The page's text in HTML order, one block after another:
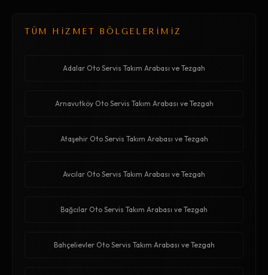
TÜM HİZMET BÖLGELERİMİZ
Adalar Oto Servis Takım Arabası ve Tezgah
Arnavutköy Oto Servis Takım Arabası ve Tezgah
Ataşehir Oto Servis Takım Arabası ve Tezgah
Avcılar Oto Servis Takım Arabası ve Tezgah
Bağcılar Oto Servis Takım Arabası ve Tezgah
Bahçelievler Oto Servis Takım Arabası ve Tezgah